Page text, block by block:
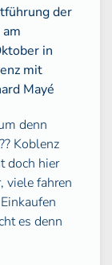
der
am
in
mit
Mayé
denn
Koblenz
doch hier
viele fahren
es denn